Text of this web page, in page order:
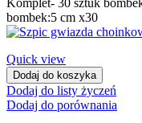
Komplet- 30 sztuk
bombek:5 cm x30
Quick view
Dodaj do koszyka
Dodaj do listy życzeń
Dodaj do porównania